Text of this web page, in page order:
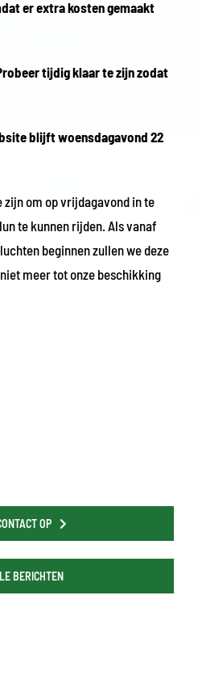
er extra kosten gemaakt
tijdig klaar te zijn zodat
blijft woensdagavond 22
zijn om op vrijdagavond in te
te kunnen rijden. Als vanaf
beginnen zullen we deze
meer tot onze beschikking
OP
BERICHTEN